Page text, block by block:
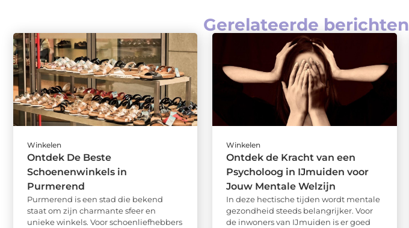
Gerelateerde berichten
Winkelen
Ontdek De Beste
Schoenenwinkels in
Purmerend
Purmerend is een stad die bekend
staat om zijn charmante sfeer en
unieke winkels. Voor schoenliefhebbers
Winkelen
Ontdek de Kracht van een
Psycholoog in IJmuiden voor
Jouw Mentale Welzijn
In deze hectische tijden wordt mentale
gezondheid steeds belangrijker. Voor
de inwoners van IJmuiden is er goed